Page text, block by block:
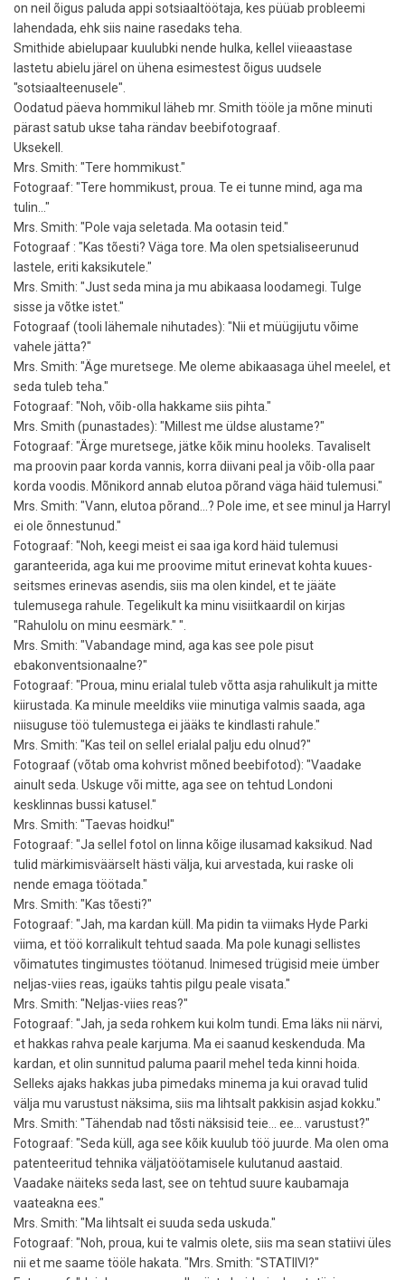
on neil õigus paluda appi sotsiaaltöötaja, kes püüab probleemi
lahendada, ehk siis naine rasedaks teha.
Smithide abielupaar kuulubki nende hulka, kellel viieaastase
lastetu abielu järel on ühena esimestest õigus uudsele
"sotsiaalteenusele".
Oodatud päeva hommikul läheb mr. Smith tööle ja mõne minuti
pärast satub ukse taha rändav beebifotograaf.
Uksekell.
Mrs. Smith: "Tere hommikust."
Fotograaf: "Tere hommikust, proua. Te ei tunne mind, aga ma
tulin..."
Mrs. Smith: "Pole vaja seletada. Ma ootasin teid."
Fotograaf : "Kas tõesti? Väga tore. Ma olen spetsialiseerunud
lastele, eriti kaksikutele."
Mrs. Smith: "Just seda mina ja mu abikaasa loodamegi. Tulge
sisse ja võtke istet."
Fotograaf (tooli lähemale nihutades): "Nii et müügijutu võime
vahele jätta?"
Mrs. Smith: "Äge muretsege. Me oleme abikaasaga ühel meelel, et
seda tuleb teha."
Fotograaf: "Noh, võib-olla hakkame siis pihta."
Mrs. Smith (punastades): "Millest me üldse alustame?"
Fotograaf: "Ärge muretsege, jätke kõik minu hooleks. Tavaliselt
ma proovin paar korda vannis, korra diivani peal ja võib-olla paar
korda voodis. Mõnikord annab elutoa põrand väga häid tulemusi."
Mrs. Smith: "Vann, elutoa põrand...? Pole ime, et see minul ja Harryl
ei ole õnnestunud."
Fotograaf: "Noh, keegi meist ei saa iga kord häid tulemusi
garanteerida, aga kui me proovime mitut erinevat kohta kuues-
seitsmes erinevas asendis, siis ma olen kindel, et te jääte
tulemusega rahule. Tegelikult ka minu visiitkaardil on kirjas
"Rahulolu on minu eesmärk." ".
Mrs. Smith: "Vabandage mind, aga kas see pole pisut
ebakonventsionaalne?"
Fotograaf: "Proua, minu erialal tuleb võtta asja rahulikult ja mitte
kiirustada. Ka minule meeldiks viie minutiga valmis saada, aga
niisuguse töö tulemustega ei jääks te kindlasti rahule."
Mrs. Smith: "Kas teil on sellel erialal palju edu olnud?"
Fotograaf (võtab oma kohvrist mõned beebifotod): "Vaadake
ainult seda. Uskuge või mitte, aga see on tehtud Londoni
kesklinnas bussi katusel."
Mrs. Smith: "Taevas hoidku!"
Fotograaf: "Ja sellel fotol on linna kõige ilusamad kaksikud. Nad
tulid märkimisväärselt hästi välja, kui arvestada, kui raske oli
nende emaga töötada."
Mrs. Smith: "Kas tõesti?"
Fotograaf: "Jah, ma kardan küll. Ma pidin ta viimaks Hyde Parki
viima, et töö korralikult tehtud saada. Ma pole kunagi sellistes
võimatutes tingimustes töötanud. Inimesed trügisid meie ümber
neljas-viies reas, igaüks tahtis pilgu peale visata."
Mrs. Smith: "Neljas-viies reas?"
Fotograaf: "Jah, ja seda rohkem kui kolm tundi. Ema läks nii närvi,
et hakkas rahva peale karjuma. Ma ei saanud keskenduda. Ma
kardan, et olin sunnitud paluma paaril mehel teda kinni hoida.
Selleks ajaks hakkas juba pimedaks minema ja kui oravad tulid
välja mu varustust näksima, siis ma lihtsalt pakkisin asjad kokku."
Mrs. Smith: "Tähendab nad tõsti näksisid teie... ee... varustust?"
Fotograaf: "Seda küll, aga see kõik kuulub töö juurde. Ma olen oma
patenteeritud tehnika väljatöötamisele kulutanud aastaid.
Vaadake näiteks seda last, see on tehtud suure kaubamaja
vaateakna ees."
Mrs. Smith: "Ma lihtsalt ei suuda seda uskuda."
Fotograaf: "Noh, proua, kui te valmis olete, siis ma sean statiivi üles
nii et me saame tööle hakata. "Mrs. Smith: "STATIIVI?"